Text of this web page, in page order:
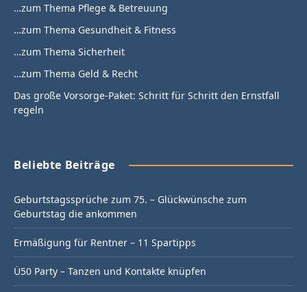
…zum Thema Pflege & Betreuung
…zum Thema Gesundheit & Fitness
…zum Thema Sicherheit
…zum Thema Geld & Recht
Das große Vorsorge-Paket: Schritt für Schritt den Ernstfall
regeln
Beliebte Beiträge
Geburtstagssprüche zum 75. – Glückwünsche zum
Geburtstag die ankommen
Ermäßigung für Rentner – 11 Spartipps
Ü50 Party – Tanzen und Kontakte knüpfen